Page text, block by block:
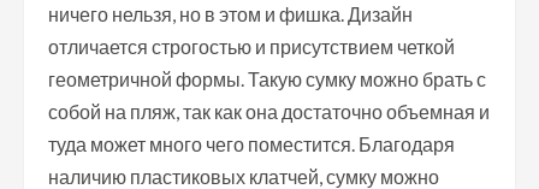
ничего нельзя, но в этом и фишка. Дизайн
отличается строгостью и присутствием четкой
геометричной формы. Такую сумку можно брать с
собой на пляж, так как она достаточно объемная и
туда может много чего поместится. Благодаря
наличию пластиковых клатчей, сумку можно